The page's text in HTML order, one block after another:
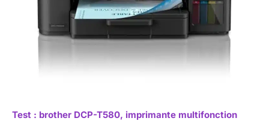
Test : brother DCP-T580, imprimante multifonction